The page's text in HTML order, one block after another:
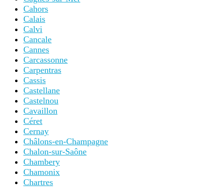
Cahors
Calais
Calvi
Cancale
Cannes
Carcassonne
Carpentras
Cassis
Castellane
Castelnou
Cavaillon
Céret
Cernay
Châlons-en-Champagne
Chalon-sur-Saône
Chambery
Chamonix
Chartres